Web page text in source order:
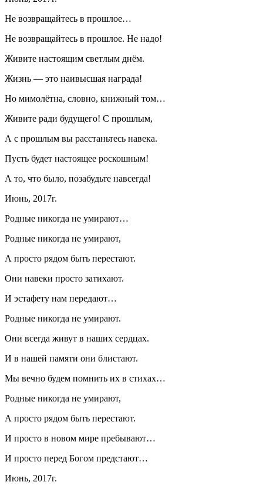
Не возвращайтесь в прошлое…
Не возвращайтесь в прошлое. Не надо!
Живите настоящим светлым днём.
Жизнь — это наивысшая награда!
Но мимолётна, словно, книжный том…
Живите ради будущего! С прошлым,
А с прошлым вы расстаньтесь навека.
Пусть будет настоящее роскошным!
А то, что было, позабудьте навсегда!
Июнь, 2017г.
Родные никогда не умирают…
Родные никогда не умирают,
А просто рядом быть перестают.
Они навеки просто затихают.
И эстафету нам передают…
Родные никогда не умирают.
Они всегда живут в наших сердцах.
И в нашей памяти они блистают.
Мы вечно будем помнить их в стихах…
Родные никогда не умирают,
А просто рядом быть перестают.
И просто в новом мире пребывают…
И просто перед Богом предстают…
Июнь, 2017г.